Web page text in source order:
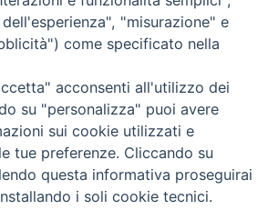
– 70056 Molfetta (BA)
"misurazione" e
come specificato nella
acconsenti all'utilizzo dei
su "personalizza" puoi avere
sui cookie utilizzati e
tue preferenze. Cliccando su
questa informativa proseguirai
i soli cookie tecnici.